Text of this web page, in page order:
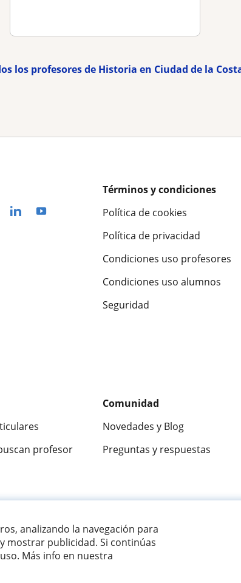
analizando la navegación para
mostrar publicidad. Si continúas
Más info en nuestra
los profesores de Historia en Ciudad de la
Términos y condiciones
Política de cookies
Política de privacidad
Condiciones uso profesores
Condiciones uso alumnos
Seguridad
profesor
Comunidad
Novedades y Blog
Preguntas y respuestas
10 ★★★★★